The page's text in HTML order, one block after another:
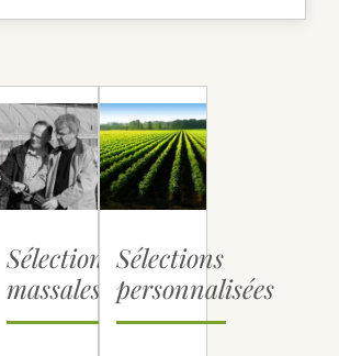
Sélections
massales
Sélections
personnalisées